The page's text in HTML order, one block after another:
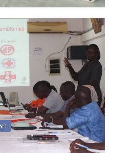
Secours (Formation des